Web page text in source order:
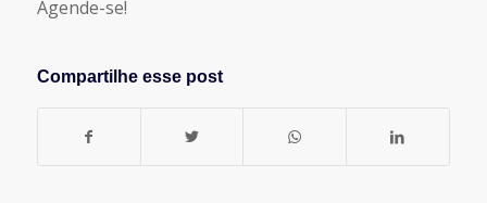
Agende-se!
Compartilhe esse post